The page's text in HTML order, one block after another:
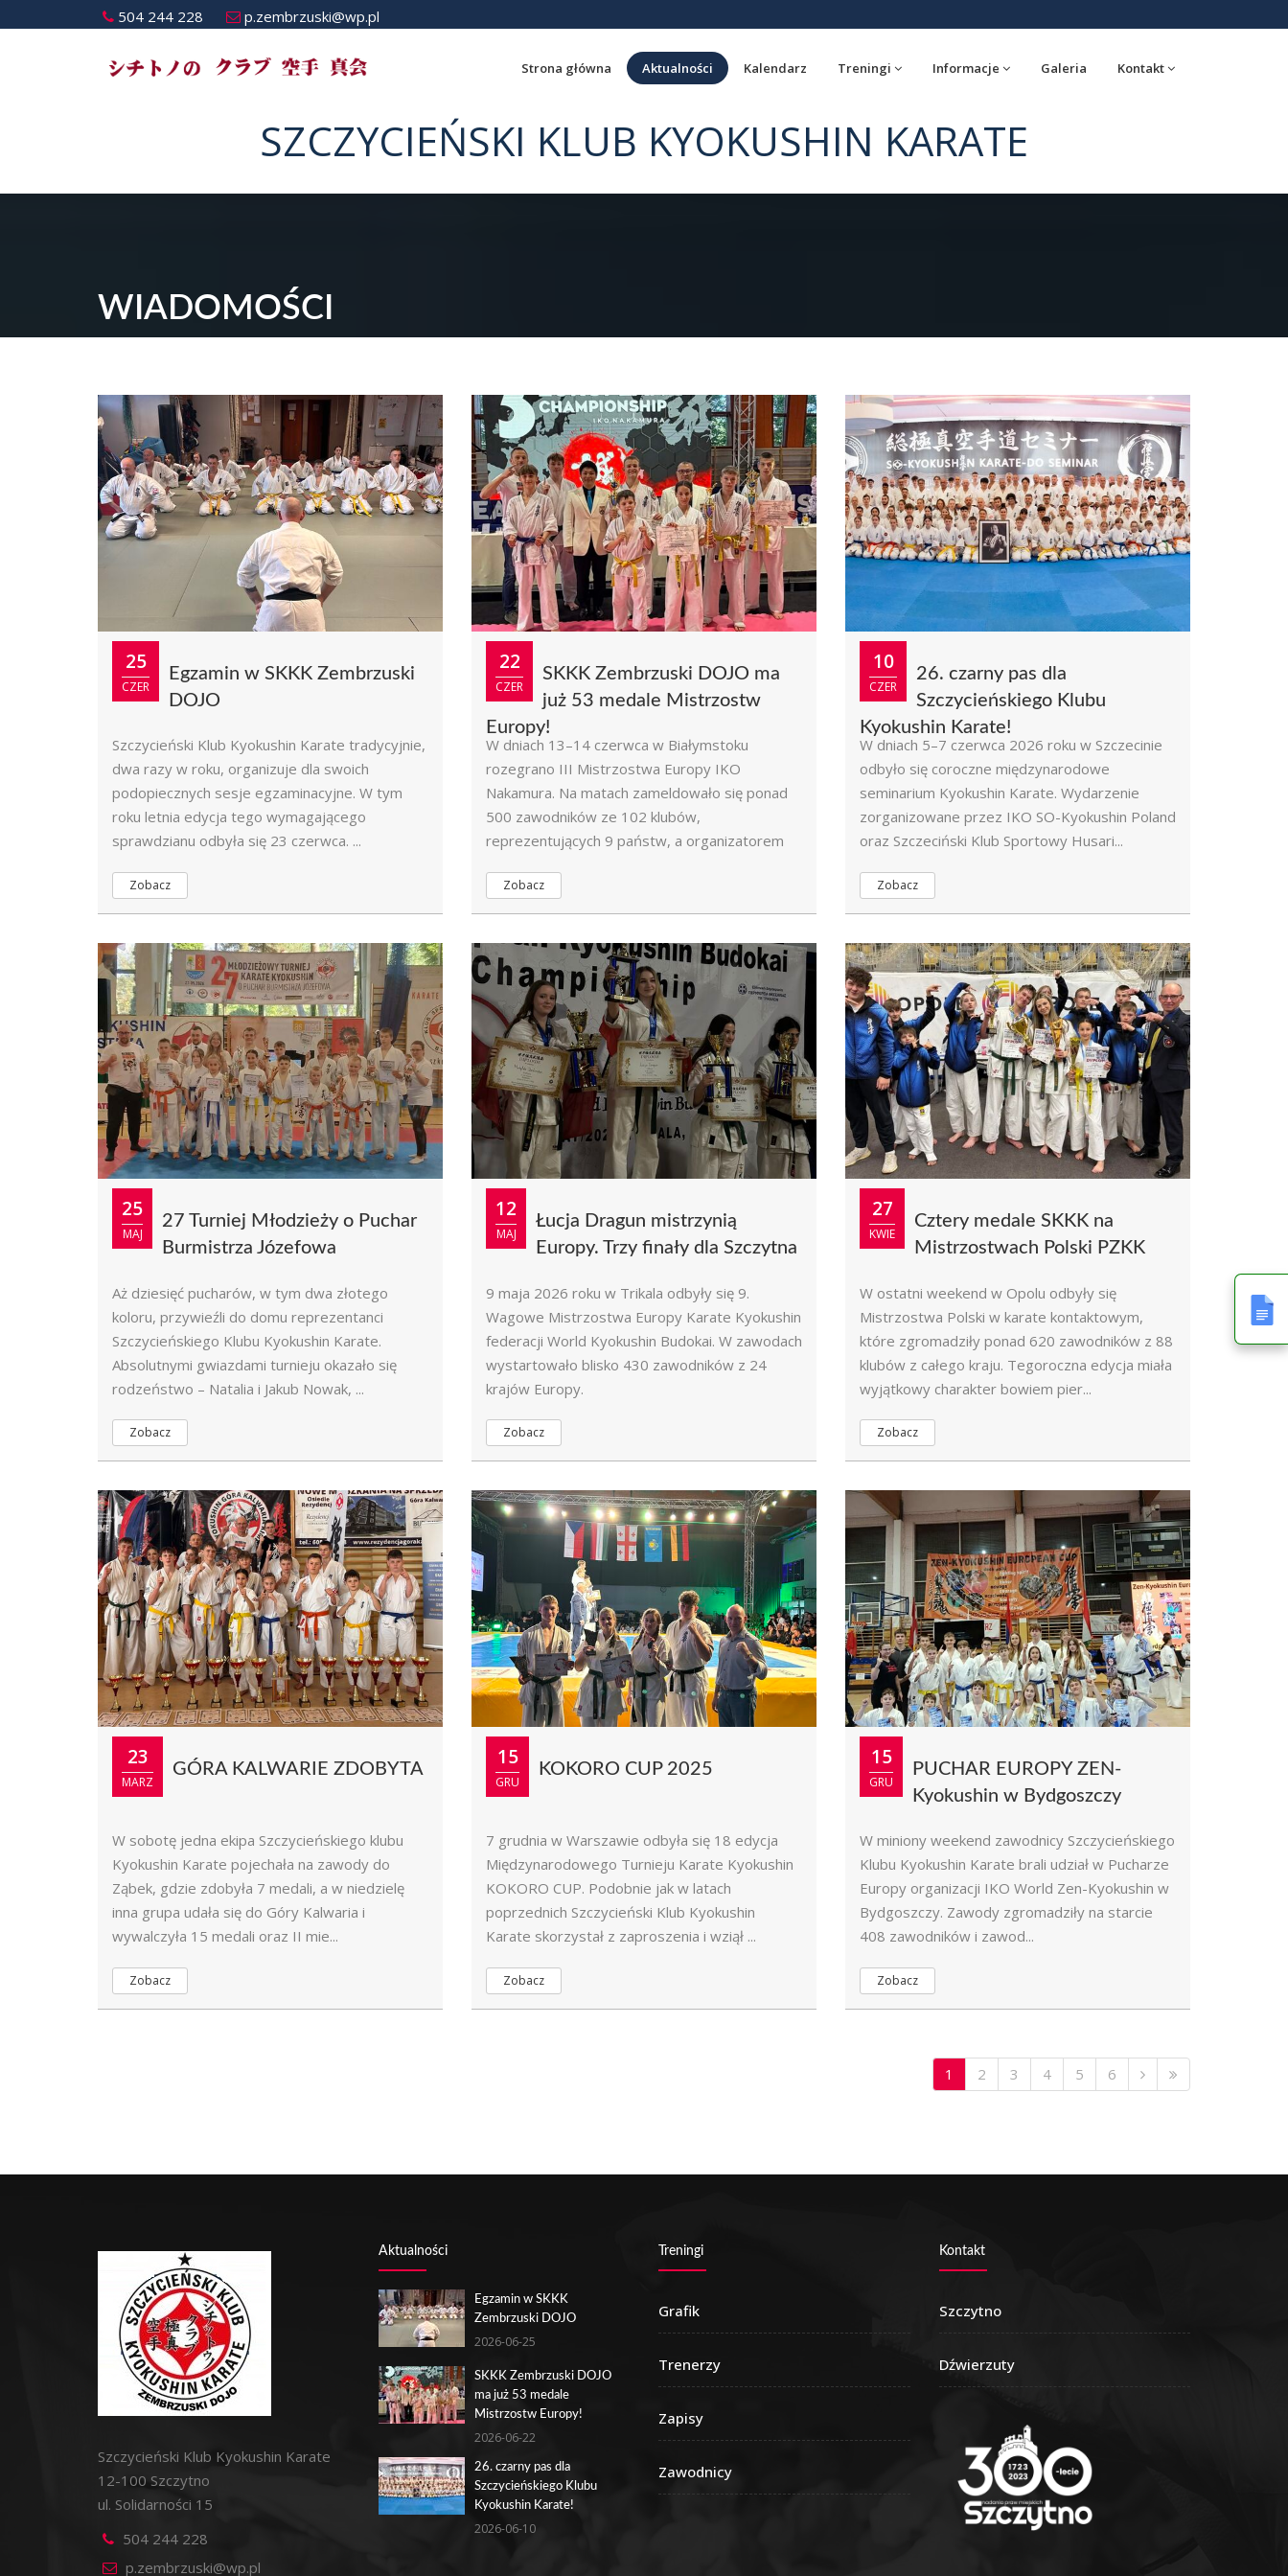
504 244 228 p.zembrzuski@wp.pl
Strona główna Aktualności Kalendarz Treningi Informacje Galeria Kontakt
SZCZYCIEŃSKI KLUB KYOKUSHIN KARATE
WIADOMOŚCI
25
CZER
Egzamin w SKKK Zembrzuski
DOJO
Szczycieński Klub Kyokushin Karate tradycyjnie,
dwa razy w roku, organizuje dla swoich
podopiecznych sesje egzaminacyjne. W tym
roku letnia edycja tego wymagającego
sprawdzianu odbyła się 23 czerwca. ...
Zobacz
22
CZER
SKKK Zembrzuski DOJO ma
już 53 medale Mistrzostw
Europy!
W dniach 13–14 czerwca w Białymstoku
rozegrano III Mistrzostwa Europy IKO
Nakamura. Na matach zameldowało się ponad
500 zawodników ze 102 klubów,
reprezentujących 9 państw, a organizatorem
Zobacz
10
CZER
26. czarny pas dla
Szczycieńskiego Klubu
Kyokushin Karate!
W dniach 5–7 czerwca 2026 roku w Szczecinie
odbyło się coroczne międzynarodowe
seminarium Kyokushin Karate. Wydarzenie
zorganizowane przez IKO SO-Kyokushin Poland
oraz Szczeciński Klub Sportowy Husari...
Zobacz
25
MAJ
27 Turniej Młodzieży o Puchar
Burmistrza Józefowa
Aż dziesięć pucharów, w tym dwa złotego
koloru, przywieźli do domu reprezentanci
Szczycieńskiego Klubu Kyokushin Karate.
Absolutnymi gwiazdami turnieju okazało się
rodzeństwo – Natalia i Jakub Nowak, ...
Zobacz
12
MAJ
Łucja Dragun mistrzynią
Europy. Trzy finały dla Szczytna
9 maja 2026 roku w Trikala odbyły się 9.
Wagowe Mistrzostwa Europy Karate Kyokushin
federacji World Kyokushin Budokai. W zawodach
wystartowało blisko 430 zawodników z 24
krajów Europy.
Zobacz
27
KWIE
Cztery medale SKKK na
Mistrzostwach Polski PZKK
W ostatni weekend w Opolu odbyły się
Mistrzostwa Polski w karate kontaktowym,
które zgromadziły ponad 620 zawodników z 88
klubów z całego kraju. Tegoroczna edycja miała
wyjątkowy charakter bowiem pier...
Zobacz
23
MARZ
GÓRA KALWARIE ZDOBYTA
W sobotę jedna ekipa Szczycieńskiego klubu
Kyokushin Karate pojechała na zawody do
Ząbek, gdzie zdobyła 7 medali, a w niedzielę
inna grupa udała się do Góry Kalwaria i
wywalczyła 15 medali oraz II mie...
Zobacz
15
GRU
KOKORO CUP 2025
7 grudnia w Warszawie odbyła się 18 edycja
Międzynarodowego Turnieju Karate Kyokushin
KOKORO CUP. Podobnie jak w latach
poprzednich Szczycieński Klub Kyokushin
Karate skorzystał z zaproszenia i wziął ...
Zobacz
15
GRU
PUCHAR EUROPY ZEN-
Kyokushin w Bydgoszczy
W miniony weekend zawodnicy Szczycieńskiego
Klubu Kyokushin Karate brali udział w Pucharze
Europy organizacji IKO World Zen-Kyokushin w
Bydgoszczy. Zawody zgromadziły na starcie
408 zawodników i zawod...
Zobacz
1 2 3 4 5 6
Szczycieński Klub Kyokushin Karate
12-100 Szczytno
ul. Solidarności 15
504 244 228
p.zembrzuski@wp.pl
Aktualności
Egzamin w SKKK
Zembrzuski DOJO
2026-06-25
SKKK Zembrzuski DOJO
ma już 53 medale
Mistrzostw Europy!
2026-06-22
26. czarny pas dla
Szczycieńskiego Klubu
Kyokushin Karate!
2026-06-10
Treningi
Grafik
Trenerzy
Zapisy
Zawodnicy
Kontakt
Szczytno
Dźwierzuty